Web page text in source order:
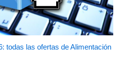
todas las ofertas de Alimentación